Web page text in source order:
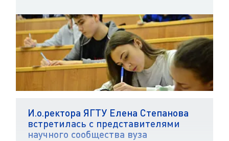
И.о.ректора ЯГТУ Елена Степанова
встретилась с представителями
научного сообщества вуза